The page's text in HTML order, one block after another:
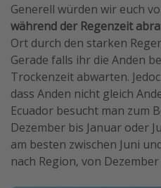
Generell würden wir euch
während der Regenzeit
Ort durch den starken
Gerade falls ihr die Anden
Trockenzeit abwarten.
dass Anden nicht gleich
Ecuador besucht man zum
Dezember bis Januar oder
am besten zwischen Juni
nach Region, von